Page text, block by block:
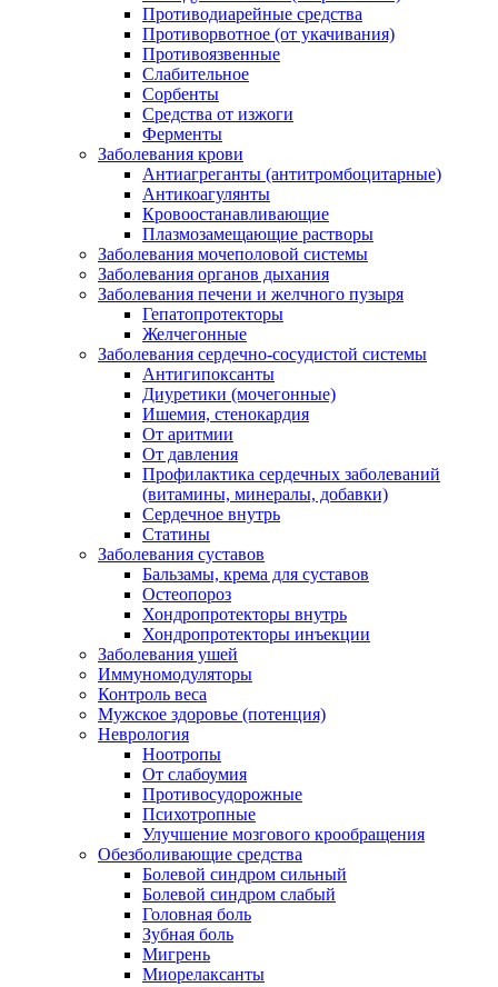
Противодиарейные средства
Противорвотное (от укачивания)
Противоязвенные
Слабительное
Сорбенты
Средства от изжоги
Ферменты
Заболевания крови
Антиагреганты (антитромбоцитарные)
Антикоагулянты
Кровоостанавливающие
Плазмозамещающие растворы
Заболевания мочеполовой системы
Заболевания органов дыхания
Заболевания печени и желчного пузыря
Гепатопротекторы
Желчегонные
Заболевания сердечно-сосудистой системы
Антигипоксанты
Диуретики (мочегонные)
Ишемия, стенокардия
От аритмии
От давления
Профилактика сердечных заболеваний
(витамины, минералы, добавки)
Сердечное внутрь
Статины
Заболевания суставов
Бальзамы, крема для суставов
Остеопороз
Хондропротекторы внутрь
Хондропротекторы инъекции
Заболевания ушей
Иммуномодуляторы
Контроль веса
Мужское здоровье (потенция)
Неврология
Ноотропы
От слабоумия
Противосудорожные
Психотропные
Улучшение мозгового крообращения
Обезболивающие средства
Болевой синдром сильный
Болевой синдром слабый
Головная боль
Зубная боль
Мигрень
Миорелаксанты